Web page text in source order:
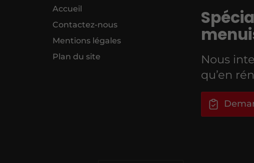
Accueil
Contactez-nous
Mentions légales
Plan du site
Nous
qu’en